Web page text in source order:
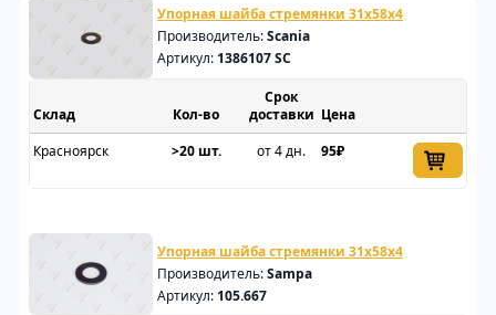
Упорная шайба стремянки 31x58x4
Производитель:Scania
Артикул: 1386107 SC
Склад
Срок
доставки Цена
Красноярск
>20 шт. от 4 дн. 95₽
Упорная шайба стремянки 31x58x4
Производитель:Sampa
Артикул: 105.667